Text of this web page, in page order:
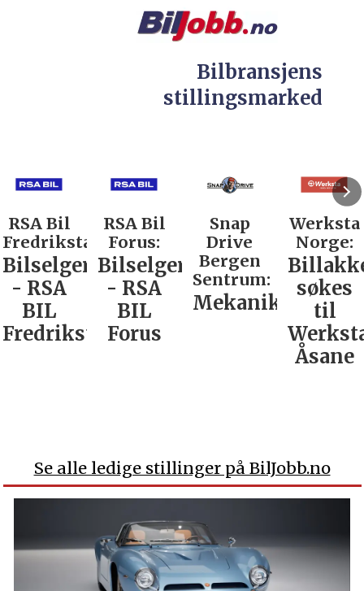
Bilbransjens
stillingsmarked
RSA Bil
Forus:
Bilselger
- RSA
BIL
Forus
Snap
Drive
Bergen
Sentrum:
Mekaniker
Werksta
Norge:
Billakkerer
søkes
til
Rodin &
Co AS:
Se alle ledige stillinger på BilJobb.no